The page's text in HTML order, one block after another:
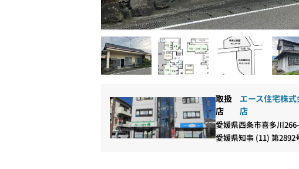
取扱
店
エース住宅株
店
愛媛県西条市喜多川
愛媛県知事 (11) 第2892